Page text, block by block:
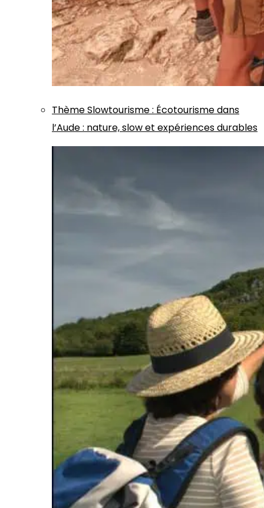
ThèmeSlowtourisme: Écotourisme dans
l’Aude : nature, slow et expériences durables